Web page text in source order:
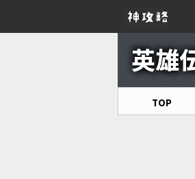
英雄
TOP